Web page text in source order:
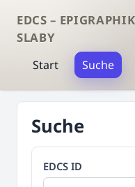
EDCS –
SLABY
Start Suche
Suche
EDCS ID